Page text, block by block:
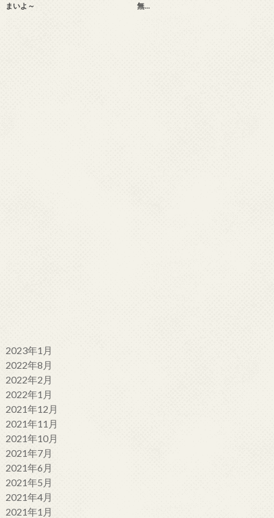
まいよ～
無…
2023年1月
2022年8月
2022年2月
2022年1月
2021年12月
2021年11月
2021年10月
2021年7月
2021年6月
2021年5月
2021年4月
2021年1月